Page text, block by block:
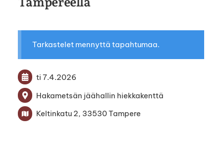
Tarkastelet mennyttä tapahtumaa.
ti 7.4.2026
Hakametsän jäähallin hiekkakenttä
Keltinkatu 2, 33530 Tampere